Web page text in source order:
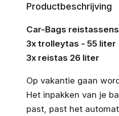
Productbeschrijving
Car-Bags
3x trolleytas - 55 liter
3x reistas 26 liter
Op vakantie gaan
Het inpakken van je
past, past het